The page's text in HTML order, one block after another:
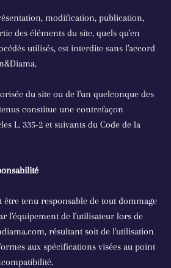
modification, publication,
des éléments du site, quels qu'en
utilisés, est interdite sans l'accord
du site ou de l'un quelconque des
constitue une contrefaçon
L. 335-2 et suivants du Code de la
être tenu responsable de tout dommage
l'équipement de l'utilisateur lors de
résultant soit de l'utilisation
aux spécifications visées au point